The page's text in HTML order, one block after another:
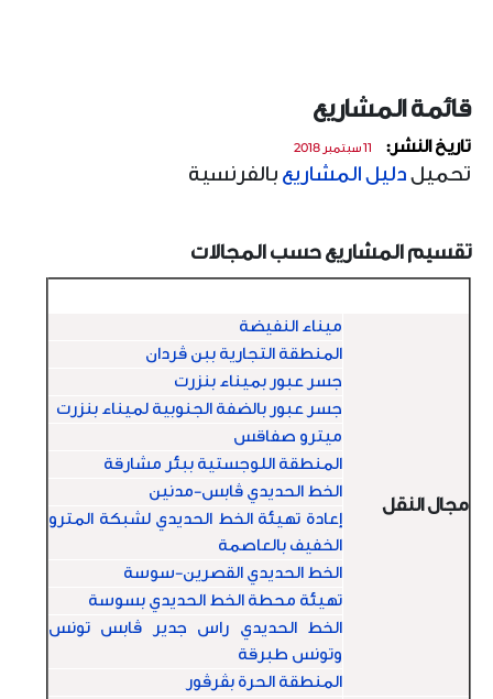
قائمة المشاريع
تاريخ النشر: 11 سبتمبر 2018
تحميلدليل المشاريع بالفرنسية
تقسيم المشاريع حسب المجالات
مجال النقل
ميناء النفيضة
المنطقة التجارية ببن ڤردان
جسر عبور بميناء بنزرت
جسر عبور بالضفة الجنوبية لميناء بنزرت
ميترو صفاقس
المنطقة اللوجستية ببئر مشارقة
الخط الحديدي ڤابس-مدنين
إعادة تهيئة الخط الحديدي لشبكة المترو
الخفيف بالعاصمة
الخط الحديدي القصرين-سوسة
تهيئة محطة الخط الحديدي بسوسة
الخط الحديدي راس جدير ڤابس تونس
وتونس طبرقة
المنطقة الحرة بڤرڤور